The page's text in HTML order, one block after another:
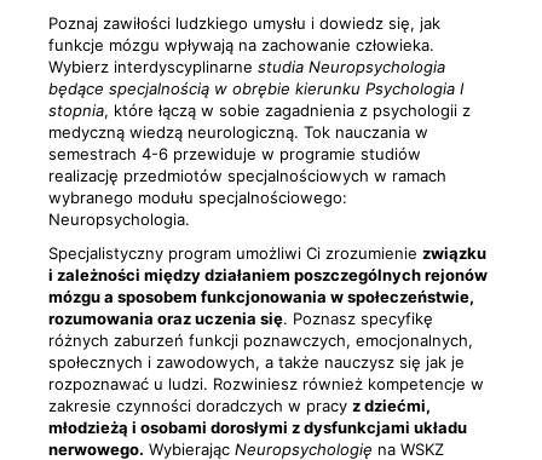
Poznaj zawiłości ludzkiego umysłu i dowiedz się, jak
funkcje mózgu wpływają na zachowanie człowieka.
Wybierz interdyscyplinarnestudia Neuropsychologia
będące specjalnością w obrębie kierunku Psychologia I
stopnia, które łączą w sobie zagadnienia z psychologii z
medyczną wiedzą neurologiczną. Tok nauczania w
semestrach 4-6 przewiduje w programie studiów
realizację przedmiotów specjalnościowych w ramach
wybranego modułu specjalnościowego:
Neuropsychologia.
Specjalistyczny program umożliwi Ci zrozumieniezwiązku
i zależności między działaniem poszczególnych rejonów
mózgu a sposobem funkcjonowania w społeczeństwie,
rozumowania oraz uczenia się. Poznasz specyfikę
różnych zaburzeń funkcji poznawczych, emocjonalnych,
społecznych i zawodowych, a także nauczysz się jak je
rozpoznawać u ludzi. Rozwiniesz również kompetencje w
zakresie czynności doradczych w pracyz dziećmi,
młodzieżą i osobami dorosłymi z dysfunkcjami układu
nerwowego. WybierającNeuropsychologię na WSKZ